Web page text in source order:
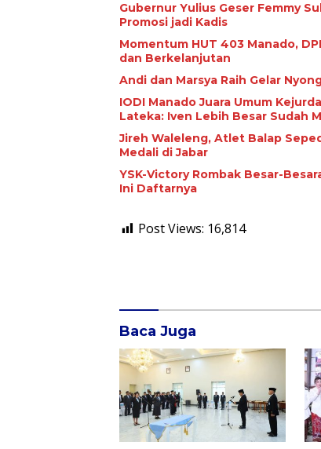
Gubernur Yulius Geser Femmy
Promosi jadi Kadis
Momentum HUT 403 Manado,
dan Berkelanjutan
Andi dan Marsya Raih Gelar
IODI Manado Juara Umum
Lateka: Iven Lebih Besar Sudah
Jireh Waleleng, Atlet Balap
Medali di Jabar
YSK-Victory Rombak Besar-
Ini Daftarnya
Post Views: 16,814
Komentar
Baca Juga